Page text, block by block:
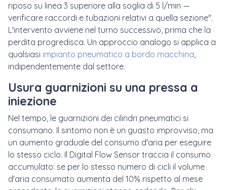
riposo su linea 3 superiore alla soglia di 5 l/min —
verificare raccordi e tubazioni relativi a quella sezione".
L'intervento avviene nel turno successivo, prima che la
perdita progredisca. Un approccio analogo si applica a
qualsiasi impianto pneumatico a bordo macchina,
indipendentemente dal settore.
Usura guarnizioni su una pressa a
iniezione
Nel tempo, le guarnizioni dei cilindri pneumatici si
consumano. Il sintomo non è un guasto improvviso, ma
un aumento graduale del consumo d'aria per eseguire
lo stesso ciclo. Il Digital Flow Sensor traccia il consumo
accumulato: se per lo stesso numero di cicli il volume
d'aria consumato aumenta del 10% rispetto al mese